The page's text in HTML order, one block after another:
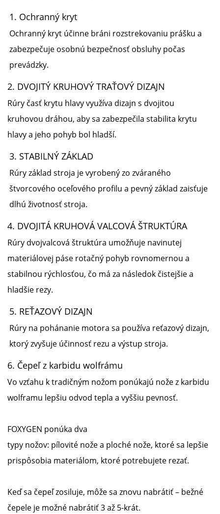
1. Ochranný kryt
Ochranný kryt účinne bráni rozstrekovaniu prášku a
zabezpečuje osobnú bezpečnosť obsluhy počas
prevádzky.
2. DVOJITÝ KRUHOVÝ TRAŤOVÝ DIZAJN
Rúry časť krytu hlavy využíva dizajn s dvojitou
kruhovou dráhou, aby sa zabezpečila stabilita krytu
hlavy a jeho pohyb bol hladší.
3. STABILNÝ ZÁKLAD
Rúryzáklad stroja je vyrobený zo zváraného
štvorcového oceľového profilu a pevný základ zaisťuje
dlhú životnosť stroja.
4. DVOJITÁ KRUHOVÁ VALCOVÁ ŠTRUKTÚRA
Rúry dvojvalcová štruktúra umožňuje navinutej
materiálovej páse rotačný pohyb rovnomernou a
stabilnou rýchlosťou, čo má za následok čistejšie a
hladšie rezy.
5. REŤAZOVÝ DIZAJN
Rúry na pohánanie motora sa používa reťazový dizajn,
ktorý zvyšuje účinnosť rezu a výstup stroja.
6. Čepeľ z karbidu wolfrámu
Vo vzťahu k tradičným nožom ponúkajú nože z karbidu
wolframu lepšiu odvod tepla a vyššiu pevnosť.
FOXYGEN ponúka dva
typy nožov: pílovité nože a ploché nože, ktoré sa lepšie
prispôsobia materiálom, ktoré potrebujete rezať.
Keď sa čepeľ zosiluje, môže sa znovu nabrátiť – bežné
čepele je možné nabrátiť 3 až 5-krát.